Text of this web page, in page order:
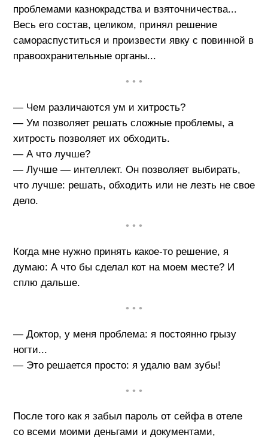
проблемами казнокрадства и взяточничества...
Весь его состав, целиком, принял решение
самораспуститься и произвести явку с повинной в
правоохранительные органы...
• • •
— Чем различаются ум и хитрость?
— Ум позволяет решать сложные проблемы, а
хитрость позволяет их обходить.
— А что лучше?
— Лучше — интеллект. Он позволяет выбирать,
что лучше: решать, обходить или не лезть не свое
дело.
• • •
Когда мне нужно принять какое-то решение, я
думаю: А что бы сделал кот на моем месте? И
сплю дальше.
• • •
— Доктор, у меня проблема: я постоянно грызу
ногти...
— Это решается просто: я удалю вам зубы!
• • •
После того как я забыл пароль от сейфа в отеле
со всеми моими деньгами и документами,